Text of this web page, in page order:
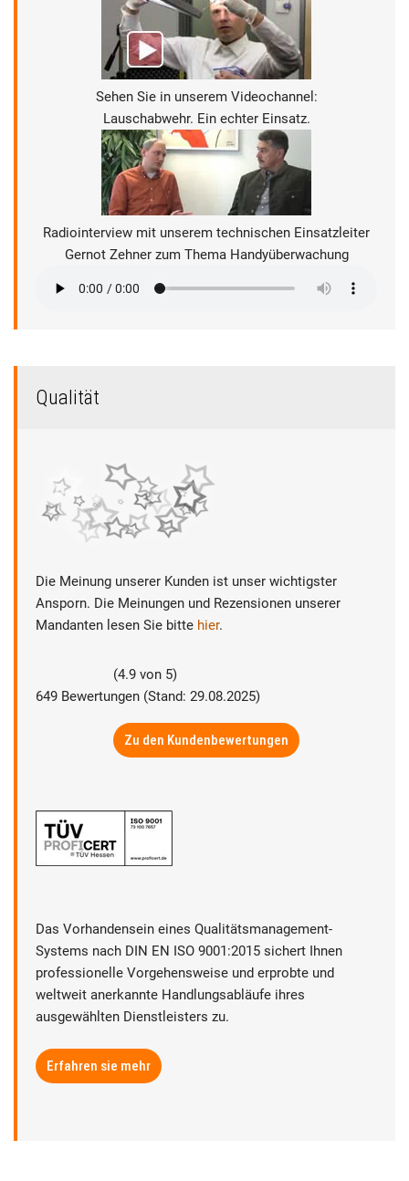
Sehen Sie in unserem Videochannel:
Lauschabwehr. Ein echter Einsatz.
Radiointerview mit unserem technischen Einsatzleiter
Gernot Zehner zum Thema Handyüberwachung
Qualität
Die Meinung unserer Kunden ist unser wichtigster
Ansporn. Die Meinungen und Rezensionen unserer
Mandanten lesen Sie bitte hier.
(4.9 von 5)
649 Bewertungen (Stand: 29.08.2025)
Zu den Kundenbewertungen
Das Vorhandensein eines Qualitätsmanagement-
Systems nach DIN EN ISO 9001:2015 sichert Ihnen
professionelle Vorgehensweise und erprobte und
weltweit anerkannte Handlungsabläufe ihres
ausgewählten Dienstleisters zu.
Erfahren sie mehr